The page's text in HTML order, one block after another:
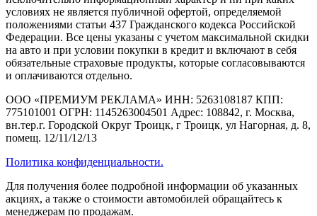
условиях не является публичной офертой, определяемой
положениями статьи 437 Гражданского кодекса Российской
Федерации. Все цены указаны с учетом максимальной скидки
на авто и при условии покупки в кредит и включают в себя
обязательные страховые продукты, которые согласовываются
и оплачиваются отдельно.
ООО «ПРЕМИУМ РЕКЛАМА» ИНН: 5263108187 КПП:
775101001 ОГРН: 1145263004501 Адрес: 108842, г. Москва,
вн.тер.г. Городской Округ Троицк, г Троицк, ул Нагорная, д. 8,
помещ. 12/11/12/13
Политика конфиденциальности.
Для получения более подробной информации об указанных
акциях, а также о стоимости автомобилей обращайтесь к
менеджерам по продажам.